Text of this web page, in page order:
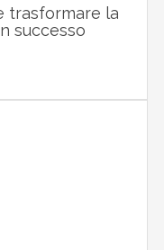
trasformare la
successo